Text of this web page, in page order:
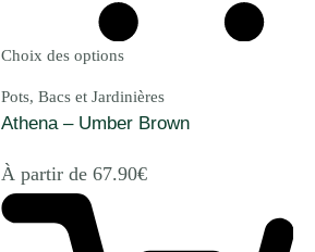
Choix des options
Pots, Bacs et Jardinières
Athena – Umber Brown
À partir de 67.90€